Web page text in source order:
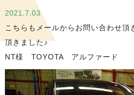
2021.7.03
こちらもメールからお問い合わせ頂
頂きました♪
NT様 TOYOTA アルファード